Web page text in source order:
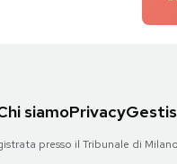
siamoPrivacy
presso il Tribunale di